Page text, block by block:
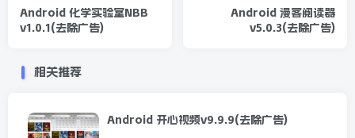
Android 化学实验室NBB
v1.0.1(去除广告)
Android 漫客阅读器
v5.0.3(去除广告)
相关推荐
Android 开心视频v9.9.9(去除广告)